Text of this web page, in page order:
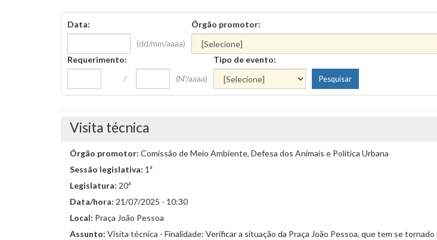
Data:
(dd/mm/aaaa)
Órgão promotor:
Requerimento:
/
(Nº/aaaa)
Tipo de evento:
Visita técnica
Órgão promotor: Comissão de Meio Ambiente, Defesa dos Animais e Política Urbana
Sessão legislativa: 1ª
Legislatura: 20ª
Data/hora: 21/07/2025 - 10:30
Local: Praça João Pessoa
Assunto: Visita técnica - Finalidade: Verificar a situação da Praça João Pessoa, que tem se